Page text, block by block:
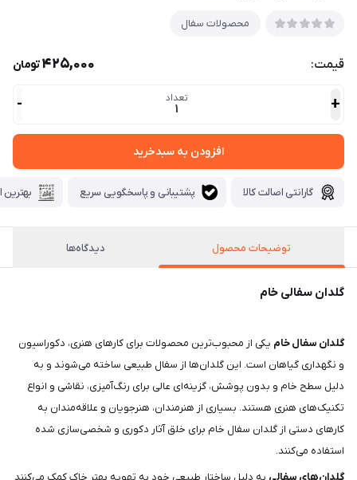
محصولات سفال
قیمت: 425,000تومان
+ تعداد
1
-
افزودن به سبدخرید
گارانتی اصالت کالا پشتیبانی و پاسخگویی سریع بهترین
توضیحات محصول دیدگاه‌ها
گلدان سفالی خام
گلدان سفال خام یکی از محبوب‌ترین محصولات برای کارهای هنری، دکوراسیون
و نگهداری گیاهان است. این گلدان‌ها از سفال طبیعی ساخته می‌شوند و به
دلیل سطح خام و بدون پوشش، گزینه‌ای عالی برای رنگ‌آمیزی، نقاشی و انواع
تکنیک‌های هنری هستند. بسیاری از هنرمندان، هنرجویان و علاقه‌مندان به
کارهای دستی از گلدان سفال خام برای خلق آثار دکوری و شخصی‌سازی شده
استفاده می‌کنند.